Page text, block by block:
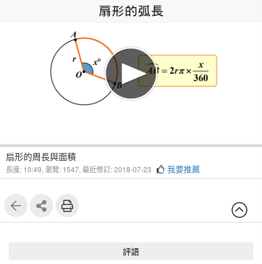
扇形的周長與面積
長度: 10:49, 瀏覽: 1547, 最近修訂: 2018-07-23 我要推薦
評語